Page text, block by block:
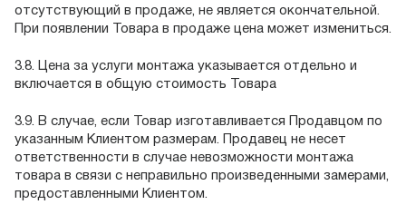
отсутствующий в продаже, не является окончательной.
При появлении Товара в продаже цена может измениться.
3.8. Цена за услуги монтажа указывается отдельно и
включается в общую стоимость Товара
3.9. В случае, если Товар изготавливается Продавцом по
указанным Клиентом размерам. Продавец не несет
ответственности в случае невозможности монтажа
товара в связи с неправильно произведенными замерами,
предоставленными Клиентом.